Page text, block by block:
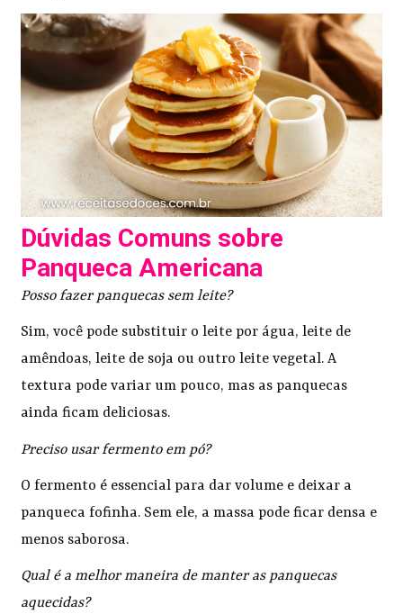
Dúvidas Comuns sobre
Panqueca Americana
Posso fazer panquecas sem leite?
Sim, você pode substituir o leite por água, leite de
amêndoas, leite de soja ou outro leite vegetal. A
textura pode variar um pouco, mas as panquecas
ainda ficam deliciosas.
Preciso usar fermento em pó?
O fermento é essencial para dar volume e deixar a
panqueca fofinha. Sem ele, a massa pode ficar densa e
menos saborosa.
Qual é a melhor maneira de manter as panquecas
aquecidas?